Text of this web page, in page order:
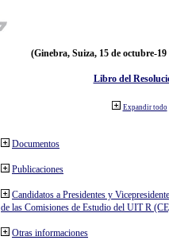
(Ginebra, Suiza, 15 de octubre-19
Libro del
Expandir todo
Documentos
Publicaciones
Candidatos a Presidentes y
de las Comisiones de Estudio del UIT R
Otras informaciones